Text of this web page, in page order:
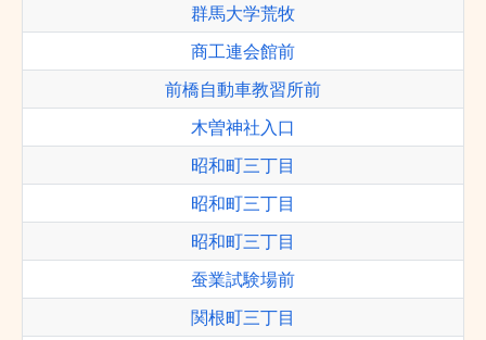
群馬大学荒牧
商工連会館前
前橋自動車教習所前
木曽神社入口
昭和町三丁目
昭和町三丁目
昭和町三丁目
蚕業試験場前
関根町三丁目